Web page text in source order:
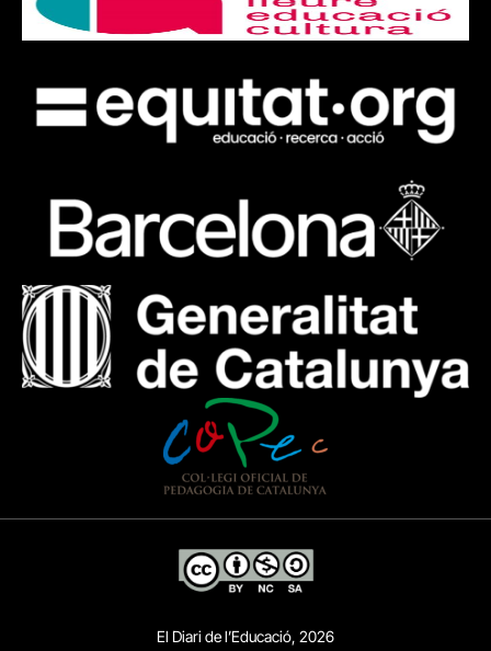
El Diari de l’Educació, 2026